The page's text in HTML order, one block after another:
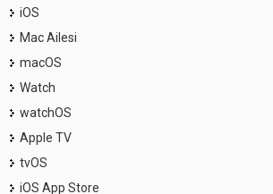
iOS
Mac Ailesi
macOS
Watch
watchOS
Apple TV
tvOS
iOS App Store